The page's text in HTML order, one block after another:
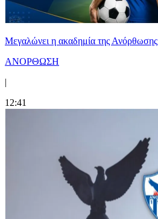
Μεγαλώνει η ακαδημία της Ανόρθωσης
ΑΝΟΡΘΩΣΗ
|
12:41